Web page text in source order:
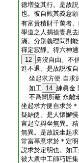
徳増益其行。是故
也。彼自觀其義意
有富貴積財千萬者
學道之人捐捨妻息
滿。分別義理問則
禪定寂靜。得六神
12 勇沒自由。不
進不退。是故説彼
坐起求方便 自求
如工 14 練眞金
不爲闇所蔽 永離
坐起求方便自求於
疑結使。是人懷懈
言起立與坐無異。
無異。是故説坐起
常當專意求於＊定
説求於定明也。如
彼大衆中工師巧匠